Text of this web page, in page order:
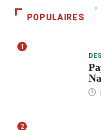
POPULAIRES
1
2